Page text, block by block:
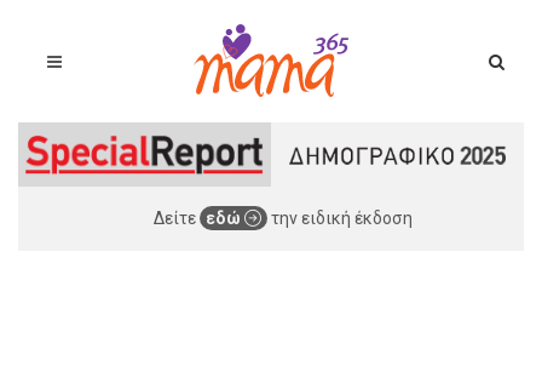
Δείτε εδώ την ειδική έκδοση